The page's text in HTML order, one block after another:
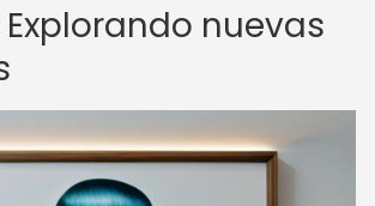
Explorando nuevas